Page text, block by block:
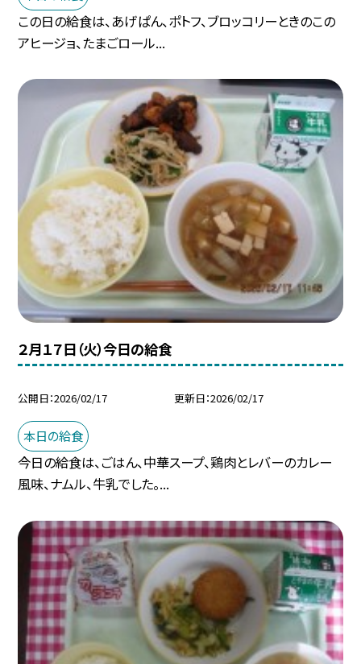
この日の給食は、あげぱん、ポトフ、ブロッコリーときのこの
アヒージョ、たまごロール...
２月１７日（火）今日の給食
公開日 2026/02/17 更新日 2026/02/17
本日の給食
今日の給食は、ごはん、中華スープ、鶏肉とレバーのカレー
風味、ナムル、牛乳でした。...